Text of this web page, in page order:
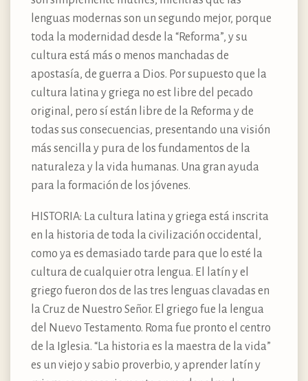
lenguas modernas son un segundo mejor, porque
toda la modernidad desde la “Reforma”, y su
cultura está más o menos manchadas de
apostasía, de guerra a Dios. Por supuesto que la
cultura latina y griega no est libre del pecado
original, pero sí están libre de la Reforma y de
todas sus consecuencias, presentando una visión
más sencilla y pura de los fundamentos de la
naturaleza y la vida humanas. Una gran ayuda
para la formación de los jóvenes.
HISTORIA: La cultura latina y griega está inscrita
en la historia de toda la civilización occidental,
como ya es demasiado tarde para que lo esté la
cultura de cualquier otra lengua. El latín y el
griego fueron dos de las tres lenguas clavadas en
la Cruz de Nuestro Señor. El griego fue la lengua
del Nuevo Testamento. Roma fue pronto el centro
de la Iglesia. “La historia es la maestra de la vida”
es un viejo y sabio proverbio, y aprender latín y